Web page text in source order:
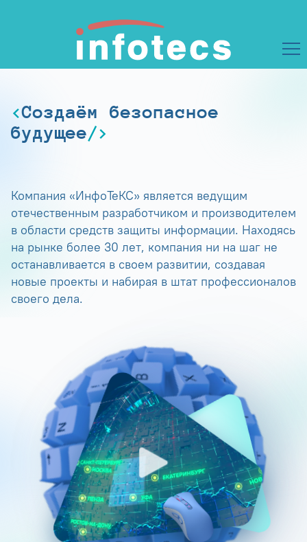
Создаём безопасное
будущее
Компания «ИнфоТеКС» является ведущим
отечественным разработчиком и производителем
в области средств защиты информации. Находясь
на рынке более 30 лет, компания ни на шаг не
останавливается в своем развитии, создавая
новые проекты и набирая в штат профессионалов
своего дела.